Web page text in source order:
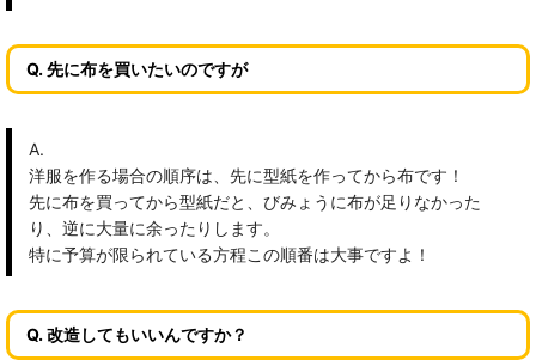
Q. 先に布を買いたいのですが
A.
洋服を作る場合の順序は、先に型紙を作ってから布です！
先に布を買ってから型紙だと、びみょうに布が足りなかった
り、逆に大量に余ったりします。
特に予算が限られている方程この順番は大事ですよ！
Q. 改造してもいいんですか？